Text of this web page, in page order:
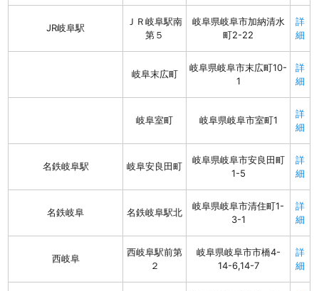
JR岐阜駅
ＪＲ岐阜駅南
第５
岐阜県岐阜市加納清水
町2-22
詳
細
岐阜末広町
岐阜県岐阜市末広町10-
1
詳
細
岐阜室町 岐阜県岐阜市室町1
詳
細
名鉄岐阜駅 岐阜安良田町
岐阜県岐阜市安良田町
1-5
詳
細
名鉄岐阜 名鉄岐阜駅北
岐阜県岐阜市清住町1-
3-1
詳
細
西岐阜
西岐阜駅前第
２
岐阜県岐阜市市橋4-
14-6,14-7
詳
細